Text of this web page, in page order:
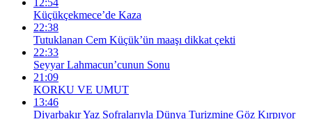
12:54
Küçükçekmece’de Kaza
22:38
Tutuklanan Cem Küçük’ün maaşı dikkat çekti
22:33
Seyyar Lahmacun’cunun Sonu
21:09
KORKU VE UMUT
13:46
Diyarbakır Yaz Sofralarıyla Dünya Turizmine Göz Kırpıyor